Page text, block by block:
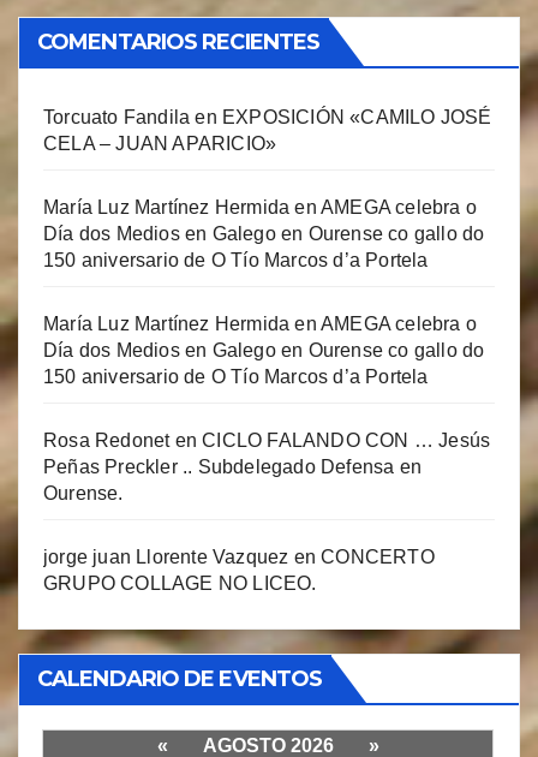
COMENTARIOS RECIENTES
Torcuato Fandila en EXPOSICIÓN «CAMILO JOSÉ
CELA – JUAN APARICIO»
María Luz Martínez Hermida enAMEGA celebra o
Día dos Medios en Galego en Ourense co gallo do
150 aniversario de O Tío Marcos d’a Portela
María Luz Martínez Hermida enAMEGA celebra o
Día dos Medios en Galego en Ourense co gallo do
150 aniversario de O Tío Marcos d’a Portela
Rosa RedonetenCICLO FALANDO CON … Jesús
Peñas Preckler .. Subdelegado Defensa en
Ourense.
jorge juan Llorente Vazquez enCONCERTO
GRUPO COLLAGE NO LICEO.
CALENDARIO DE EVENTOS
« AGOSTO 2026
»